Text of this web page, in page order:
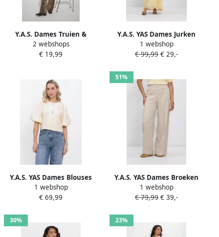
Y.A.S. Dames Truien &
Vesten Yaslena Ss Knit
Pullover S. Noos Gebroken
2 webshops
€ 19,99
Y.A.S. YAS Dames Jurken
Yasfinillo Halterneck Long
Geel
1 webshop
€ 99,99 € 29,-
Y.A.S. YAS Dames Blouses
Yasminu 2 4 Short Top
Creme
1 webshop
€ 69,99
51%
Y.A.S. YAS Dames Broeken
Yascomira Hmw Pant Beige
1 webshop
€ 79,99 € 39,-
30% 23%